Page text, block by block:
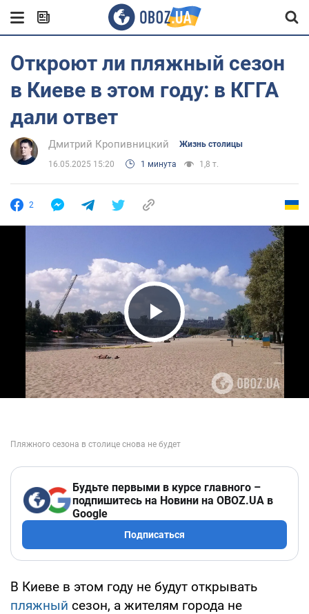
Откроют ли пляжный сезон
в Киеве в этом году: в КГГА
дали ответ
Дмитрий Кропивницкий Жизнь столицы
16.05.2025 15:20 1 минута 1,8 т.
2
Play Video
Будьте первыми в курсе главного –
подпишитесь на Новини на OBOZ.UA в
Google
Подписаться
В Киеве в этом году не будут открывать
пляжный сезон, а жителям города не